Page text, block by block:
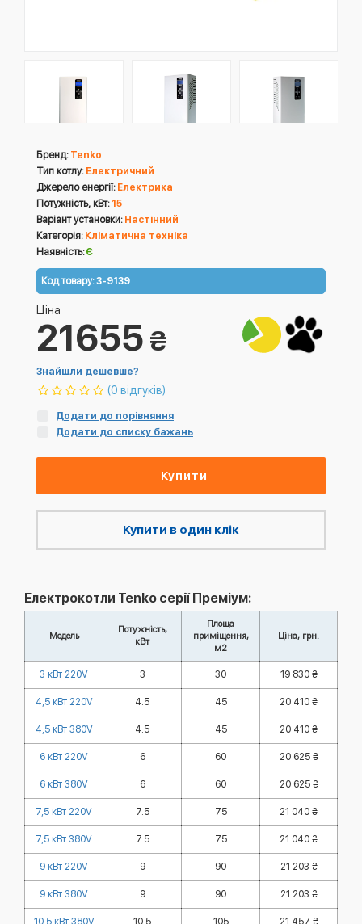
Бренд: Tenko
Тип котлу: Електричний
Джерело енергії: Електрика
Потужність, кВт: 15
Варіант установки: Настінний
Категорія: Кліматична техніка
Наявність:Є
Код товару:3-9139
Ціна
21655 ₴
Знайшли дешевше?
(0 відгуків)
Додати до порівняння
Додати до списку бажань
Купити
Купити в один клік
Електрокотли Tenko серії Преміум:
Модель
Потужність,
кВт
Площа
приміщення,
м2
Ціна, грн.
3 кВт 220V 3 30 19 830 ₴
4,5 кВт 220V 4.5 45 20 410 ₴
4,5 кВт 380V 4.5 45 20 410 ₴
6 кВт 220V 6 60 20 625 ₴
6 кВт 380V 6 60 20 625 ₴
7,5 кВт 220V 7.5 75 21 040 ₴
7,5 кВт 380V 7.5 75 21 040 ₴
9 кВт 220V 9 90 21 203 ₴
9 кВт 380V 9 90 21 203 ₴
10,5 кВт 380V 10.5 105 21 457 ₴